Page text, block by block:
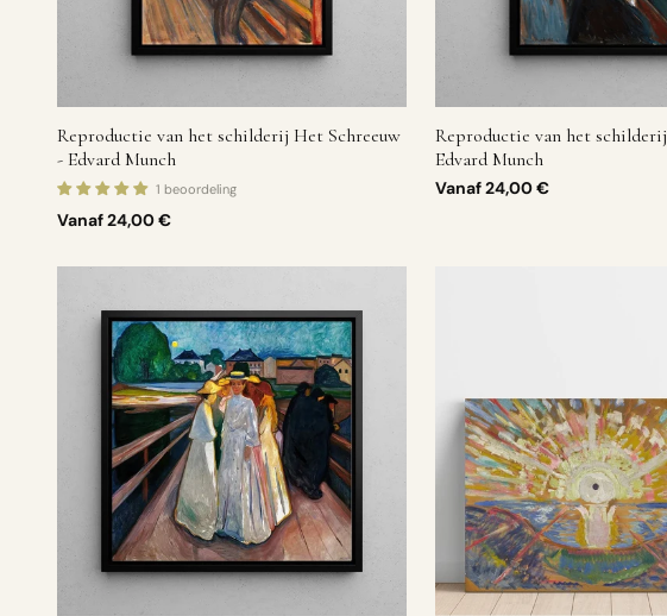
Reproductie van het schilderij Het Schreeuw
- Edvard Munch
1 beoordeling
Vanaf24,00 €
Reproductie van het
Edvard Munch
Vanaf24,00 €